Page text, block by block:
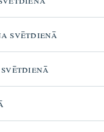
svētdienā